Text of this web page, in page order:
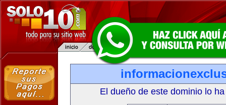
El dueño de este dominio lo